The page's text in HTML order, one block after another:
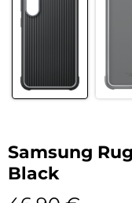
Samsung
Black